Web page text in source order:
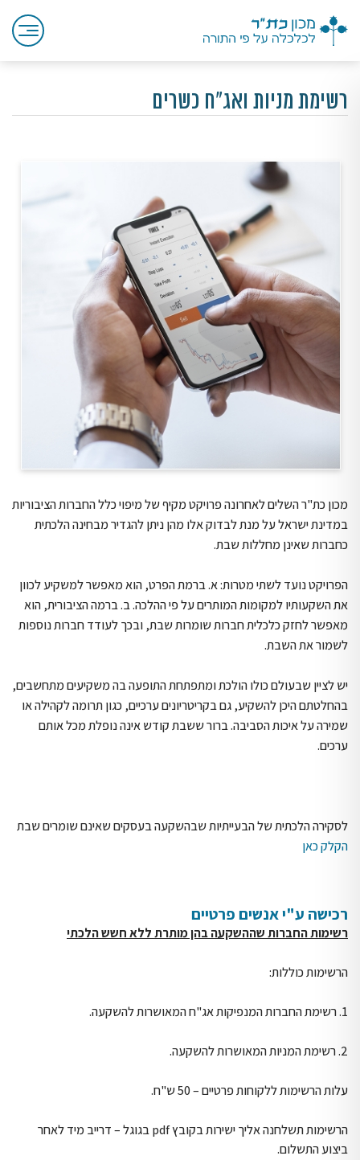
רשימת מניות ואג"ח כשרים
מכון כת"ר השלים לאחרונה פרויקט מקיף של מיפוי כלל החברות הציבוריות
במדינת ישראל על מנת לבדוק אלו מהן ניתן להגדיר מבחינה הלכתית
כחברות שאינן מחללות שבת.
הפרויקט נועד לשתי מטרות: א. ברמת הפרט, הוא מאפשר למשקיע לכוון
את השקעותיו למקומות המותרים על פי ההלכה. ב. ברמה הציבורית, הוא
מאפשר לחזק כלכלית חברות שומרות שבת, ובכך לעודד חברות נוספות
לשמור את השבת.
יש לציין שבעולם כולו הולכת ומתפתחת התופעה בה משקיעים מתחשבים,
בהחלטתם היכן להשקיע, גם בקריטריונים ערכיים, כגון תרומה לקהילה או
שמירה על איכות הסביבה. ברור ששבת קודש אינה נופלת מכל אותם
ערכים.
לסקירה הלכתית של הבעייתיות שבהשקעה בעסקים שאינם שומרים שבת
הקלק כאן
רכישה ע"י אנשים פרטיים
רשימות החברות שההשקעה בהן מותרת ללא חשש הלכתי
הרשימות כוללות:
1. רשימת החברות המנפיקות אג"ח המאושרות להשקעה.
2. רשימת המניות המאושרות להשקעה.
עלות הרשימות ללקוחות פרטיים – 50 ש"ח.
הרשימות תשלחנה אליך ישירות בקובץ pdf בגוגל – דרייב מיד לאחר
ביצוע התשלום.